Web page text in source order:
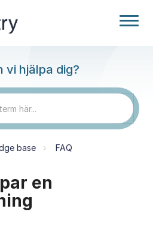
vi hjälpa dig?
base FAQ
en